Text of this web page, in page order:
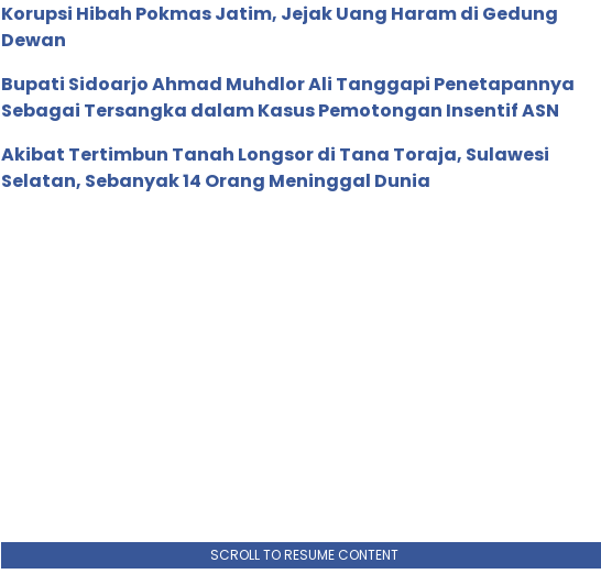
Korupsi Hibah Pokmas Jatim, Jejak Uang Haram di Gedung
Dewan
Bupati Sidoarjo Ahmad Muhdlor Ali Tanggapi Penetapannya
Sebagai Tersangka dalam Kasus Pemotongan Insentif ASN
Akibat Tertimbun Tanah Longsor di Tana Toraja, Sulawesi
Selatan, Sebanyak 14 Orang Meninggal Dunia
SCROLL TO RESUME CONTENT